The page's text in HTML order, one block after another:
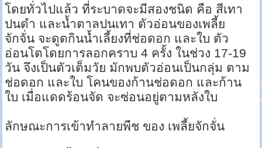
โดยทั่วไปแล้ว ที่ระบาดจะมีสองชนิด คือ สีเทา
ปนดำ และน้ำตาลปนเทา ตัวอ่อนของเพลี้ย
จักจั่น จะดูดกินน้ำเลี้ยงที่ช่อดอก และใบ ตัว
อ่อนโตโดยการลอกคราบ 4 ครั้ง ในช่วง 17-19
วัน จึงเป็นตัวเต็มวัย มักพบตัวอ่อนเป็นกลุ่ม ตาม
ช่อดอก และใบ โคนของก้านช่อดอก และก้าน
ใบ เมื่อแดดร้อนจัด จะซ่อนอยู่ตามหลังใบ
ลักษณะการเข้าทำลายพืช ของ เพลี้ยจักจั่น